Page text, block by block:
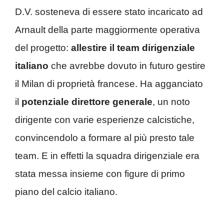
D.V. sosteneva di essere stato incaricato ad
Arnault della parte maggiormente operativa
del progetto: allestire il team dirigenziale
italiano che avrebbe dovuto in futuro gestire
il Milan di proprietà francese. Ha agganciato
il potenziale direttore generale, un noto
dirigente con varie esperienze calcistiche,
convincendolo a formare al più presto tale
team. E in effetti la squadra dirigenziale era
stata messa insieme con figure di primo
piano del calcio italiano.